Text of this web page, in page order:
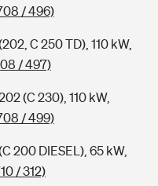
/ 496)
C 250 TD), 110 kW,
/ 497)
(C 230), 110 kW,
/ 499)
200 DIESEL), 65 kW,
/ 312)